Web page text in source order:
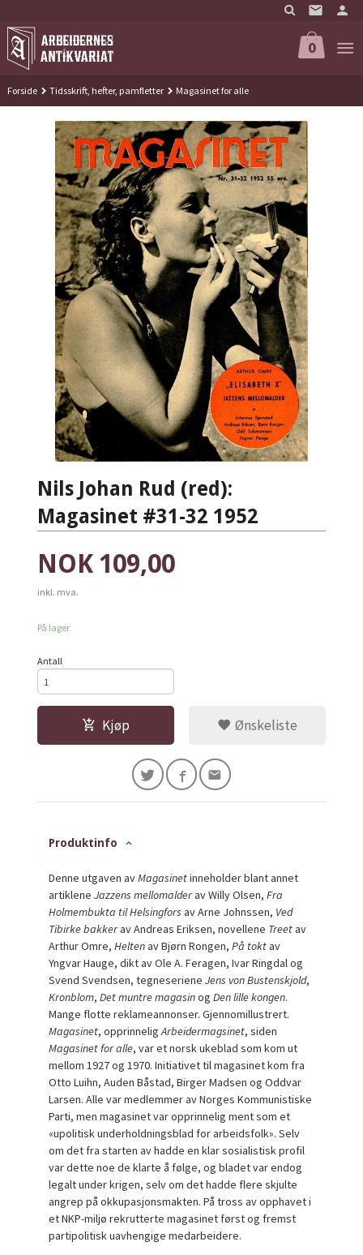
til
innholdet
0
Forside Tidsskrift, hefter, pamfletter Magasinet for alle
Nils Johan Rud (red):
Magasinet #31-32 1952
Pris
NOK 109,00
inkl. mva.
På lager
Antall
Kjøp Ønskeliste
Produktinfo
Denne utgaven avMagasinetinneholder blant annet
artikleneJazzens mellomalderav Willy Olsen,Fra
Holmembukta til Helsingfors av Arne Johnssen, Ved
Tibirke bakkerav Andreas Eriksen, novellene Treetav
Arthur Omre,Heltenav Bjørn Rongen,På toktav
Yngvar Hauge, dikt av Ole A. Feragen, Ivar Ringdal og
Svend Svendsen, tegneserieneJens von Bustenskjold,
Kronblom,Det muntre magasinogDen lille kongen.
Mange flotte reklameannonser. Gjennomillustrert.
Magasinet, opprinneligArbeidermagsinet, siden
Magasinet for alle, var et norsk ukeblad som kom ut
mellom 1927 og 1970. Initiativet til magasinet kom fra
Otto Luihn, Auden Båstad, Birger Madsen og Oddvar
Larsen. Alle var medlemmer av Norges Kommunistiske
Parti, men magasinet var opprinnelig ment som et
«upolitisk underholdningsblad for arbeidsfolk». Selv
om det fra starten av hadde en klar sosialistisk profil
var dette noe de klarte å følge, og bladet var endog
legalt under krigen, selv om det hadde flere skjulte
angrep på okkupasjonsmakten. På tross av opphavet i
et NKP-miljø rekrutterte magasinet først og fremst
partipolitisk uavhengige medarbeidere.